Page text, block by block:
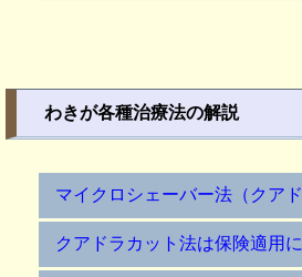
わきが各種治療法の解説
マイクロシェーバー法（クア
クアドラカット法は保険適用